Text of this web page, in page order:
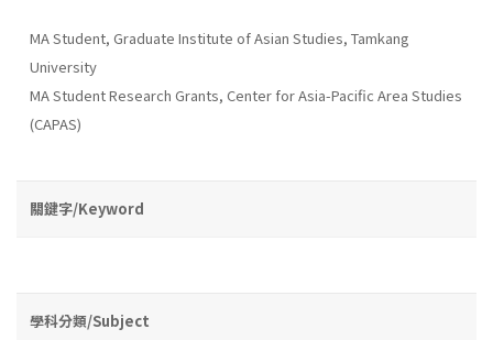
MA Student, Graduate Institute of Asian Studies, Tamkang
University
MA Student Research Grants, Center for Asia-Pacific Area Studies
(CAPAS)
關鍵字/Keyword
學科分類/Subject